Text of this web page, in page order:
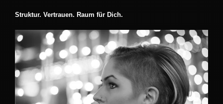
Struktur. Vertrauen. Raum für Dich.